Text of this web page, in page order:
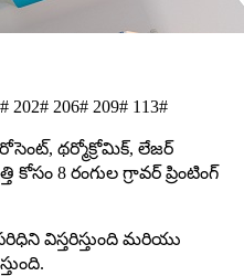
206# 209# 113#
థర్మోక్రోమిక్, లేజర్
8 రంగుల గ్రావర్ ప్రింటింగ్
విస్తరిస్తుంది మరియు